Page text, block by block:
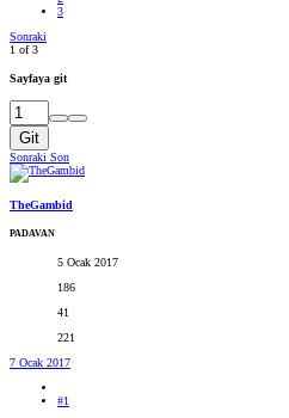
3
Sonraki
1 of 3
Sayfaya git
Git
Sonraki Son
TheGambid
PADAVAN
5 Ocak 2017
186
41
221
7 Ocak 2017
#1